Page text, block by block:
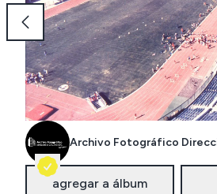
agregar a álbum